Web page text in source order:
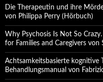
Die Therapeutin und ihre
von Philippa Perry (Hörbuch)
Why Psychosis Is Not So
for Families and Caregivers von
Achtsamkeitsbasierte kognitive
Behandlungsmanual von